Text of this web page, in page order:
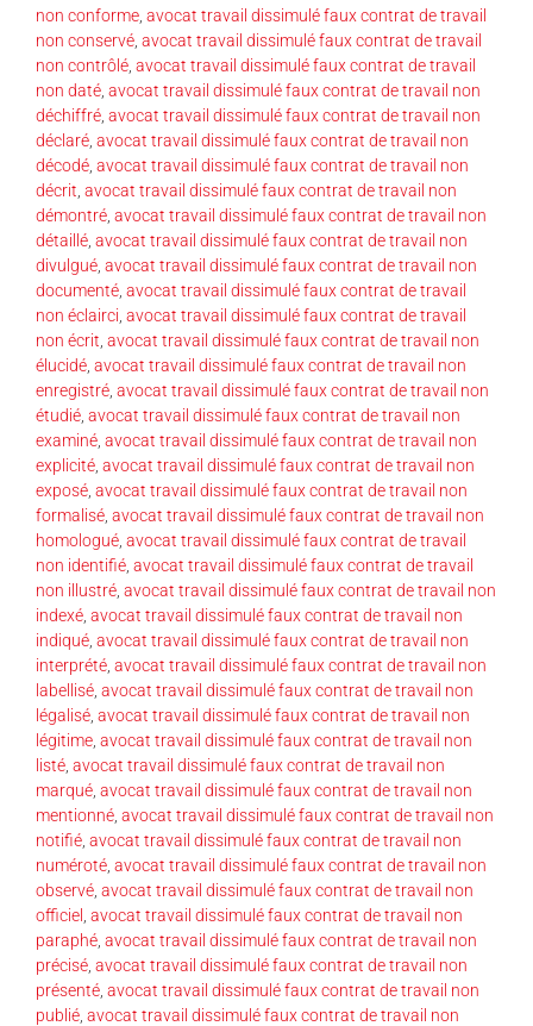
non conforme avocat travail dissimulé faux contrat de travail
non conservé avocat travail dissimulé faux contrat de travail
non contrôlé avocat travail dissimulé faux contrat de travail
non daté avocat travail dissimulé faux contrat de travail non
déchiffré avocat travail dissimulé faux contrat de travail non
déclaré avocat travail dissimulé faux contrat de travail non
décodé avocat travail dissimulé faux contrat de travail non
décrit avocat travail dissimulé faux contrat de travail non
démontré avocat travail dissimulé faux contrat de travail non
détaillé avocat travail dissimulé faux contrat de travail non
divulgué avocat travail dissimulé faux contrat de travail non
documenté avocat travail dissimulé faux contrat de travail
non éclairci avocat travail dissimulé faux contrat de travail
non écrit avocat travail dissimulé faux contrat de travail non
élucidé avocat travail dissimulé faux contrat de travail non
enregistré avocat travail dissimulé faux contrat de travail non
étudié avocat travail dissimulé faux contrat de travail non
examiné avocat travail dissimulé faux contrat de travail non
explicité avocat travail dissimulé faux contrat de travail non
exposé avocat travail dissimulé faux contrat de travail non
formalisé avocat travail dissimulé faux contrat de travail non
homologué avocat travail dissimulé faux contrat de travail
non identifié avocat travail dissimulé faux contrat de travail
non illustré avocat travail dissimulé faux contrat de travail non
indexé avocat travail dissimulé faux contrat de travail non
indiqué avocat travail dissimulé faux contrat de travail non
interprété avocat travail dissimulé faux contrat de travail non
labellisé avocat travail dissimulé faux contrat de travail non
légalisé avocat travail dissimulé faux contrat de travail non
légitime avocat travail dissimulé faux contrat de travail non
listé avocat travail dissimulé faux contrat de travail non
marqué avocat travail dissimulé faux contrat de travail non
mentionné avocat travail dissimulé faux contrat de travail non
notifié avocat travail dissimulé faux contrat de travail non
numéroté avocat travail dissimulé faux contrat de travail non
observé avocat travail dissimulé faux contrat de travail non
officiel avocat travail dissimulé faux contrat de travail non
paraphé avocat travail dissimulé faux contrat de travail non
précisé avocat travail dissimulé faux contrat de travail non
présenté avocat travail dissimulé faux contrat de travail non
publié avocat travail dissimulé faux contrat de travail non